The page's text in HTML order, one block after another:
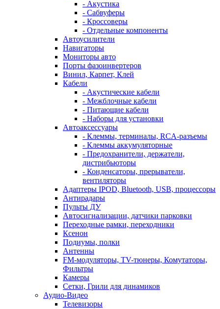
- Акустика
- Сабвуферы
- Кроссоверы
- Отдельные компоненты
Автоусилители
Навигаторы
Мониторы авто
Порты фазоинвертеров
Винил, Карпет, Клей
Кабели
- Акустические кабели
- Межблочные кабели
- Питающие кабели
- Наборы для установки
Автоаксессуары
- Клеммы, терминалы, RCA-разъемы
- Клеммы аккумуляторные
- Предохранители, держатели,
дистрибьюторы
- Конденсаторы, прерыватели,
вентиляторы
Адаптеры IPOD, Bluetooth, USB, процессоры
Антирадары
Пульты ДУ
Автосигнализации, датчики парковки
Переходные рамки, переходники
Ксенон
Подиумы, полки
Антенны
FM-модуляторы, TV-тюнеры, Комутаторы,
Фильтры
Камеры
Сетки, Грили для динамиков
Аудио-Видео
Телевизоpы